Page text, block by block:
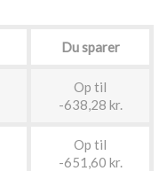
Du sparer
Op til
-638,28 kr.
Op til
-651,60 kr.